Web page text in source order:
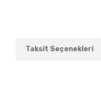
Taksit Seçenekleri